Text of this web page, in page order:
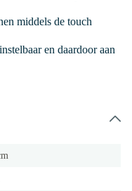
middels de touch
en daardoor aan